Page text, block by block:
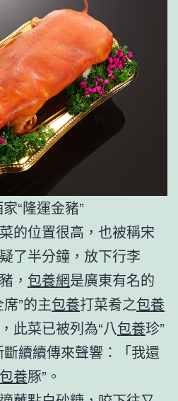
“隆運金豬”
的位置很高，也被稱宋
了半分鐘，放下行李
， 包養網是廣東有名的
”的主包養打菜肴之包養
此菜已被列為“八包養珍”
續續傳來聲響：「我還
包養豚”。